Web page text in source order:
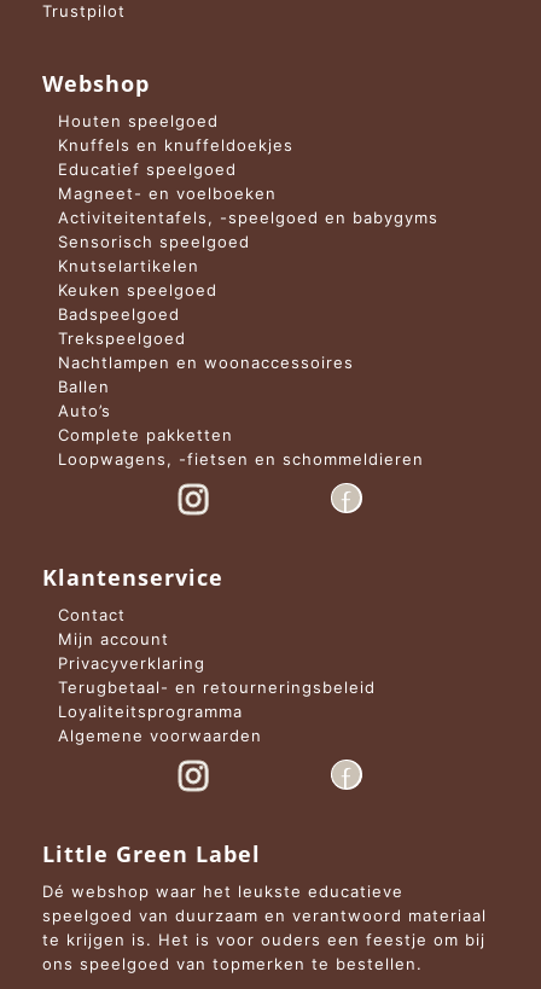
Trustpilot
Webshop
Houten speelgoed
Knuffels en knuffeldoekjes
Educatief speelgoed
Magneet- en voelboeken
Activiteitentafels, -speelgoed en babygyms
Sensorisch speelgoed
Knutselartikelen
Keuken speelgoed
Badspeelgoed
Trekspeelgoed
Nachtlampen en woonaccessoires
Ballen
Auto’s
Complete pakketten
Loopwagens, -fietsen en schommeldieren
Klantenservice
Contact
Mijn account
Privacyverklaring
Terugbetaal- en retourneringsbeleid
Loyaliteitsprogramma
Algemene voorwaarden
Little Green Label
Dé webshop waar het leukste educatieve
speelgoed van duurzaam en verantwoord materiaal
te krijgen is. Het is voor ouders een feestje om bij
ons speelgoed van topmerken te bestellen.